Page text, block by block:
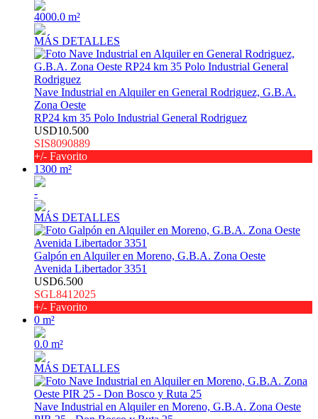
4000.0 m²
MÁS DETALLES
Nave Industrial en Alquiler en General Rodriguez, G.B.A.
Zona Oeste
RP24 km 35 Polo Industrial General Rodriguez
USD10.500
SIS8090889
+/- Favorito
1300 m²
-
MÁS DETALLES
Galpón en Alquiler en Moreno, G.B.A. Zona Oeste
Avenida Libertador 3351
USD6.500
SGL8412025
+/- Favorito
0 m²
0.0 m²
MÁS DETALLES
Nave Industrial en Alquiler en Moreno, G.B.A. Zona Oeste